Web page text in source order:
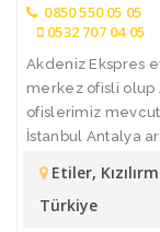
0850 550 05 05
0532 707 04 05
Akdeniz Ekspres
merkez ofisli
ofislerimiz
İstanbul Antalya
Etiler,
Türkiye